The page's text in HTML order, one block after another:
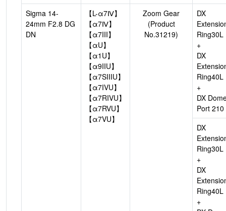
Sigma 14-
24mm F2.8 DG
DN
【L-α7Ⅳ】
【α7Ⅳ】
【α7III】
【αU】
【α1U】
【α9IIU】
【α7SIIIU】
【α7IVU】
【α7RIVU】
【α7RVU】
【α7VU】
Zoom Gear
(Product
No.31219)
DX
Ring30L
+
DX
Ring40L
+
DX
Port 210
DX
Ring30L
+
DX
Ring40L
+